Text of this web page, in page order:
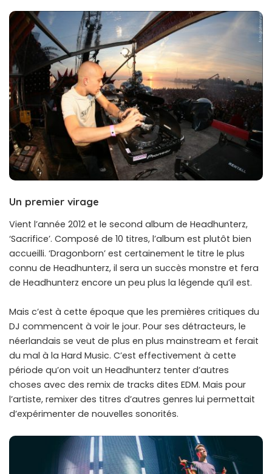
Un premier virage
Vient l’année 2012 et le second album de Headhunterz,
‘Sacrifice’. Composé de 10 titres, l’album est plutôt bien
accueilli. ‘Dragonborn’ est certainement le titre le plus
connu de Headhunterz, il sera un succès monstre et fera
de Headhunterz encore un peu plus la légende qu’il est.
Mais c’est à cette époque que les premières critiques du
DJ commencent à voir le jour. Pour ses détracteurs, le
néerlandais se veut de plus en plus mainstream et ferait
du mal à la Hard Music. C’est effectivement à cette
période qu’on voit un Headhunterz tenter d’autres
choses avec des remix de tracks dites EDM. Mais pour
l’artiste, remixer des titres d’autres genres lui permettait
d’expérimenter de nouvelles sonorités.